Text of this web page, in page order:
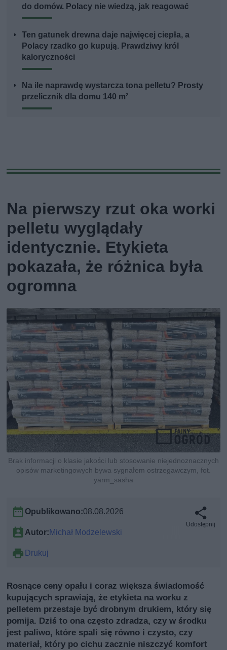
do domów. Polacy nie wiedzą, jak reagować
Ten gatunek drewna daje najwięcej ciepła, a
Polacy rzadko go kupują. Prawdziwy król
kaloryczności
Na ile naprawdę wystarcza tona pelletu? Prosty
przelicznik dla domu 140 m²
Na pierwszy rzut oka worki
pelletu wyglądały
identycznie. Etykieta
pokazała, że różnica była
ogromna
Brak informacji o klasie jakości lub stosowanie niejednoznacznych
opisów marketingowych bywa sygnałem ostrzegawczym, fot.
yarm_sasha
Opublikowano:08.08.2026
Autor:Michał Modzelewski
Drukuj
Udostępnij
Rosnące ceny opału i coraz większa świadomość
kupujących sprawiają, że etykieta na worku z
pelletem przestaje być drobnym drukiem, który się
pomija. Dziś to ona często zdradza, czy w środku
jest paliwo, które spali się równo i czysto, czy
materiał, który po cichu zacznie niszczyć komfort